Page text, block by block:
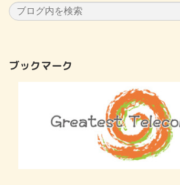
ブックマーク